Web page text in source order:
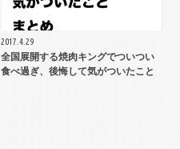
2017.4.29
全国展開する焼肉キングでついつい
食べ過ぎ、後悔して気がついたこと